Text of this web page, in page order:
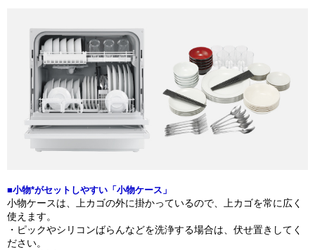
■小物*がセットしやすい「小物ケース」
小物ケースは、上カゴの外に掛かっているので、上カゴを常に広く
使えます。​
​・ピックやシリコンばらんなどを洗浄する場合は、伏せ置きしてく
ださい。